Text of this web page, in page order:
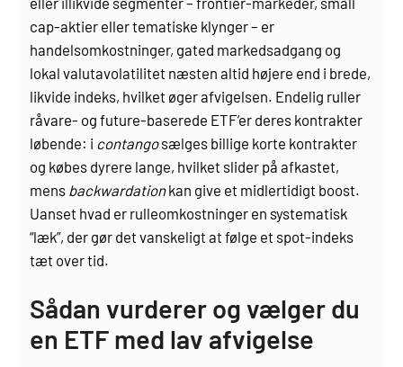
cap-aktier eller tematiske klynger – er
handelsomkostninger, gated markedsadgang og
lokal valuta­volatilitet næsten altid højere end i brede,
likvide indeks, hvilket øger afvigelsen. Endelig ruller
råvare- og future-baserede ETF’er deres kontrakter
løbende: i contangosælges billige korte kontrakter
og købes dyrere lange, hvilket slider på afkastet,
mens backwardationkan give et midlertidigt boost.
Uanset hvad er rulleomkostninger en systematisk
“læk”, der gør det vanskeligt at følge et spot-indeks
tæt over tid.
Sådan vurderer og vælger du
en ETF med lav afvigelse